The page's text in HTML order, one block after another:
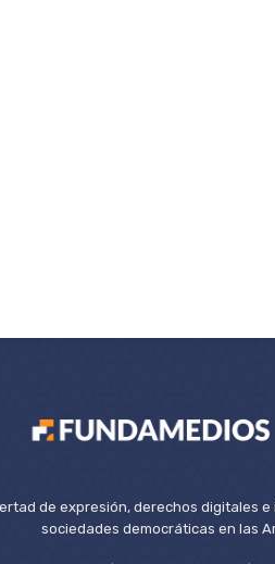
de expresión, derechos digitales
sociedades democráticas en las